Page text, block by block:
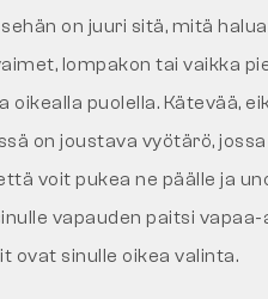
on juuri sitä, mitä
lompakon tai vaikka
puolella. Kätevää,
on joustava vyötärö,
voit pukea ne päälle ja
vapauden paitsi vapaa-
ovat sinulle oikea valinta.